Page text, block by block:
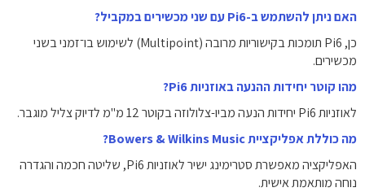
האם ניתן להשתמש ב-Pi6 עם שני מכשירים במקביל?
כן, Pi6 תומכות בקישוריות מרובה (Multipoint) לשימוש בו־זמני בשני
מכשירים.
מהו קוטר יחידות ההנעה באוזניות Pi6?
לאוזניות Pi6 יחידות הנעה מביו-צלולוזה בקוטר 12 מ"מ לדיוק צליל מוגבר.
מה כוללת אפליקציית Bowers & Wilkins Music?
האפליקציה מאפשרת סטרימינג ישיר לאוזניות Pi6, שליטה חכמה והגדרה
נוחה מותאמת אישית.